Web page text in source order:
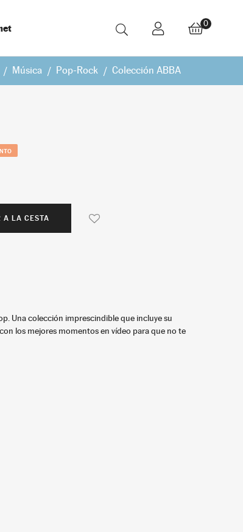
0
Música Pop-Rock Colección ABBA
A LA CESTA
Una colección imprescindible que incluye su
los mejores momentos en vídeo para que no te